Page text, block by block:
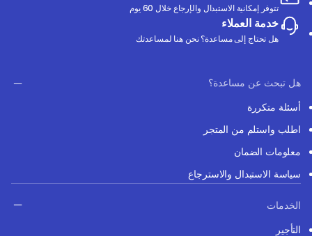
تتوفر إمكانية الاستبدال والإرجاع خلال 60 يوم
خدمة العملاء
هل تحتاج إلى مساعدة؟ نحن هنا لمساعدتك
هل تبحث عن مساعدة؟
أسئلة متكررة
اطلب واستلم من المتجر
معلومات الضمان
سياسة الاستبدال والاسترجاع
الخدمات
التأجير